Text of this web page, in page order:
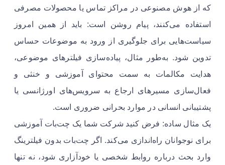
که از هوش مصنوعی در مراکز تماس یا محصولات مصرفی
استفاده می‌کنند، پیام روشن است: باید از همین امروز
سیاست‌هایی برای جلوگیری از ورود به موضوعات حساس
تدوین شود. به‌طور مثال، پیاده‌سازی فیلترهای موضوعی،
هدایت مکالمات به سمت محتوای آموزشی و خنثی و
فعال‌سازی مسیرهای ارجاع به سرویس‌های اورژانسی یا
پشتیبانی انسانی در موارد بحرانی ضروری است.
یک مثال ساده: فرض کنید شرکت شما یک چت‌بات آموزشی
برای نوجوانان راه‌اندازی می‌کند. اگر چت‌بات بدون فیلترینگ
وارد بحث درباره روابط شخصی یا خودآزاری شود، نه تنها